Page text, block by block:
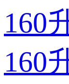
160
160